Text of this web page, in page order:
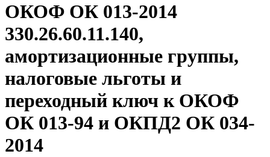
ОКОФ ОК 013-2014
330.26.60.11.140,
амортизационные группы,
налоговые льготы и
переходный ключ к ОКОФ
ОК 013-94 и ОКПД2 ОК 034-
2014